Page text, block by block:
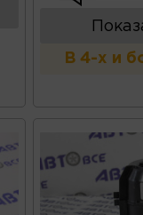
В 4-х и